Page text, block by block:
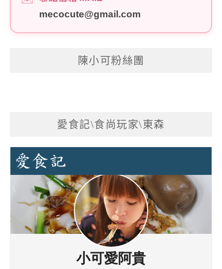
mecocute@gmail.com
陳小可粉絲團
愛食記\食尚玩家\東森